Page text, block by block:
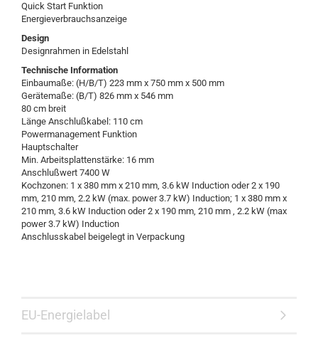
Quick Start Funktion
Energieverbrauchsanzeige
Design
Designrahmen in Edelstahl
Technische Information
Einbaumaße: (H/B/T) 223 mm x 750 mm x 500 mm
Gerätemaße: (B/T) 826 mm x 546 mm
80 cm breit
Länge Anschlußkabel: 110 cm
Powermanagement Funktion
Hauptschalter
Min. Arbeitsplattenstärke: 16 mm
Anschlußwert 7400 W
Kochzonen: 1 x 380 mm x 210 mm, 3.6 kW Induction oder 2 x 190
mm, 210 mm, 2.2 kW (max. power 3.7 kW) Induction; 1 x 380 mm x
210 mm, 3.6 kW Induction oder 2 x 190 mm, 210 mm , 2.2 kW (max
power 3.7 kW) Induction
Anschlusskabel beigelegt in Verpackung
EU-Energielabel